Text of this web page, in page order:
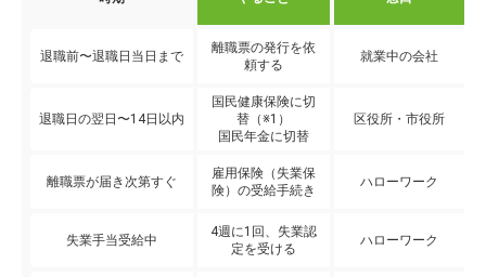
退職前〜退職日当日まで
離職票の発行を依
頼する
就業中の会社
退職日の翌日〜14日以内
国民健康保険に切
替（※1）
国民年金に切替
区役所・市役所
離職票が届き次第すぐ
雇用保険（失業保
険）の受給手続き
ハローワーク
失業手当受給中
4週に1回、失業認
定を受ける
ハローワーク